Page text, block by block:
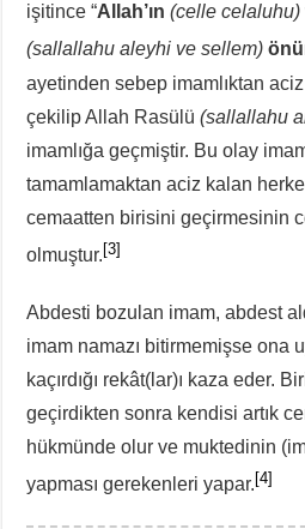
işitince “Allah’ın (celle celaluhu)
(sallallahu aleyhi ve sellem)
ayetinden sebep imamlıktan
çekilip Allah Rasülü(sallallahu
imamlığa geçmiştir. Bu olay
tamamlamaktan aciz kalan
cemaatten birisini geçirmesinin
olmuştur.[3]
Abdesti bozulan imam, abdest
imam namazı bitirmemişse ona
kaçırdığı rekât(lar)ı kaza eder.
geçirdikten sonra kendisi artık
hükmünde olur ve muktedinin
yapması gerekenleri yapar. [4]